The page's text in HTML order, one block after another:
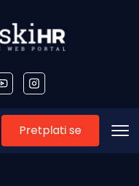
Pretplati se